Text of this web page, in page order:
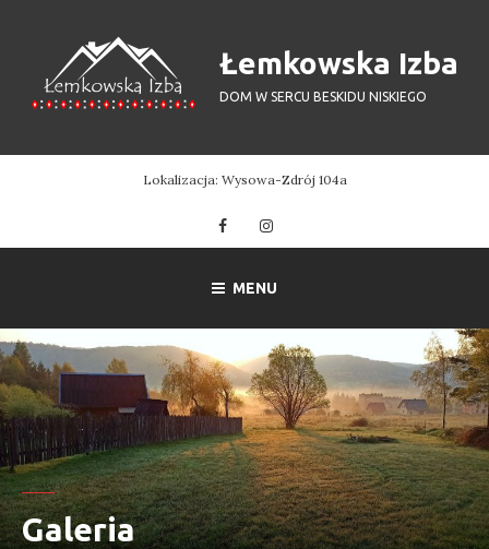
Łemkowska Izba
DOM W SERCU BESKIDU NISKIEGO
Lokalizacja: Wysowa-Zdrój 104a
Facebook
MENU
Galeria